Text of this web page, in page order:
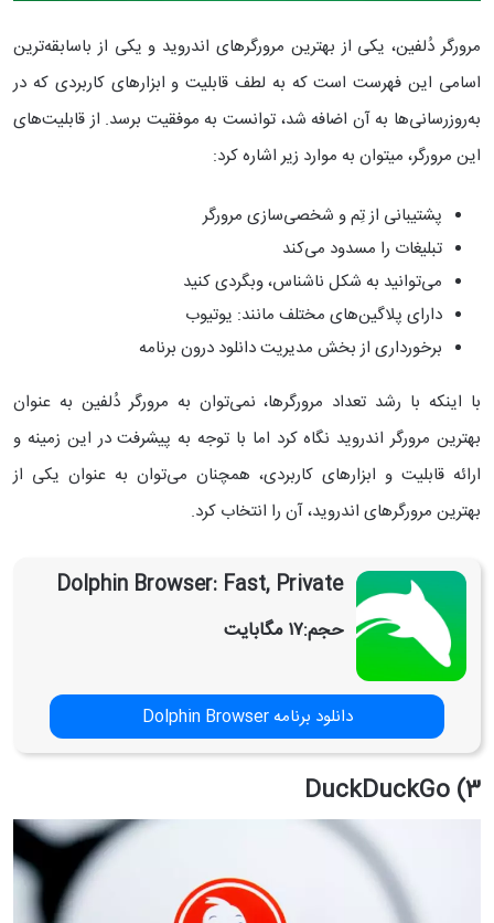
مرورگر دُلفین، یکی از بهترین مرورگرهای اندروید و یکی از باسابقه‌ترین
اسامی این فهرست است که به لطف قابلیت‌ و ابزارهای کاربردی که در
به‌روزرسانی‌ها به آن اضافه شد، توانست به موفقیت برسد. از قابلیت‌های
این مرورگر، می‎توان به موارد زیر اشاره کرد:
پشتیبانی از تِم و شخصی‌سازی مرورگر
تبلیغات را مسدود می‌کند
می‌توانید به شکل ناشناس، وبگردی کنید
دارای پلاگین‌های مختلف مانند: یوتیوب
برخورداری از بخش مدیریت دانلود درون برنامه
با اینکه با رشد تعداد مرورگرها، نمی‌توان به مرورگر دُلفین به عنوان
بهترین مرورگر اندروید نگاه کرد اما با توجه به پیشرفت در این زمینه و
ارائه قابلیت و ابزارهای کاربردی، همچنان می‌توان به عنوان یکی از
بهترین مرورگرهای اندروید، آن را انتخاب کرد.
Dolphin Browser: Fast, Private
حجم:۱۷ مگابایت
دانلود برنامه Dolphin Browser
3) DuckDuckGo